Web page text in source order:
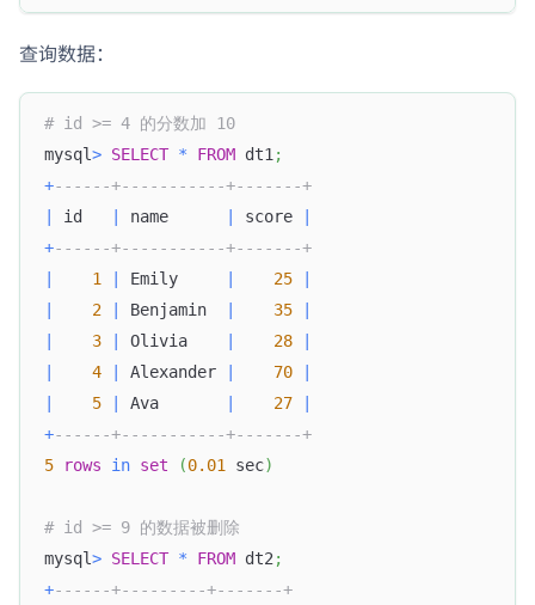
查询数据：
# id >= 4 的分数加 10
mysql> SELECT * FROM dt1 ;
+------+-----------+-------+
|
id | name | score
|
+------+-----------+-------+
|
1 | Emily | 25
|
|
2 | Benjamin | 35
|
|
3 | Olivia | 28
|
|
4 | Alexander | 70
|
|
5 | Ava | 27
|
+------+-----------+-------+
5
rows in set (0.01 sec)
# id >= 9 的数据被删除
mysql> SELECT * FROM dt2 ;
+------+---------+-------+